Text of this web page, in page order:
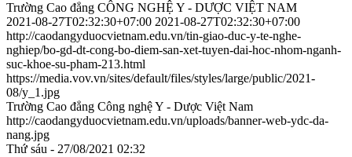
Trường Cao đẳng CÔNG NGHỆ Y - DƯỢC VIỆT NAM
2021-08-27T02:32:30+07:00 2021-08-27T02:32:30+07:00
http://caodangyduocvietnam.edu.vn/tin-giao-duc-y-te-nghe-
nghiep/bo-gd-dt-cong-bo-diem-san-xet-tuyen-dai-hoc-nhom-nganh-
suc-khoe-su-pham-213.html
https://media.vov.vn/sites/default/files/styles/large/public/2021-
08/y_1.jpg
Trường Cao đẳng Công nghệ Y - Dược Việt Nam
http://caodangyduocvietnam.edu.vn/uploads/banner-web-ydc-da-
nang.jpg
Thứ sáu - 27/08/2021 02:32